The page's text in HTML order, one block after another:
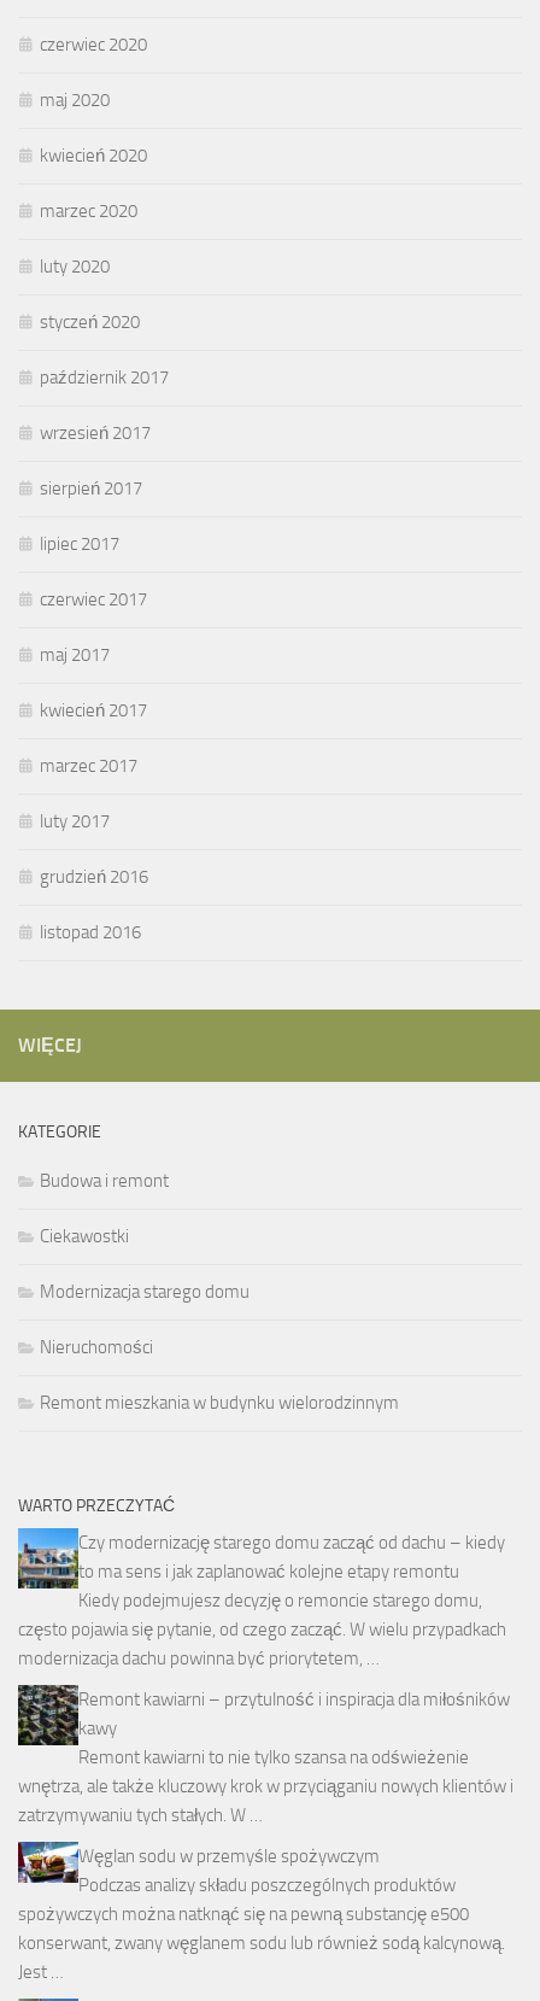
czerwiec 2020
maj 2020
kwiecień 2020
marzec 2020
luty 2020
styczeń 2020
październik 2017
wrzesień 2017
sierpień 2017
lipiec 2017
czerwiec 2017
maj 2017
kwiecień 2017
marzec 2017
luty 2017
grudzień 2016
listopad 2016
WIĘCEJ
KATEGORIE
Budowa i remont
Ciekawostki
Modernizacja starego domu
Nieruchomości
Remont mieszkania w budynku wielorodzinnym
WARTO PRZECZYTAĆ
Czy modernizację starego domu zacząć od dachu – kiedy
to ma sens i jak zaplanować kolejne etapy remontu
Kiedy podejmujesz decyzję o remoncie starego domu,
często pojawia się pytanie, od czego zacząć. W wielu przypadkach
modernizacja dachu powinna być priorytetem, …
Remont kawiarni – przytulność i inspiracja dla miłośników
kawy
Remont kawiarni to nie tylko szansa na odświeżenie
wnętrza, ale także kluczowy krok w przyciąganiu nowych klientów i
zatrzymywaniu tych stałych. W …
Węglan sodu w przemyśle spożywczym
Podczas analizy składu poszczególnych produktów
spożywczych można natknąć się na pewną substancję e500
konserwant, zwany węglanem sodu lub również sodą kalcynową.
Jest …